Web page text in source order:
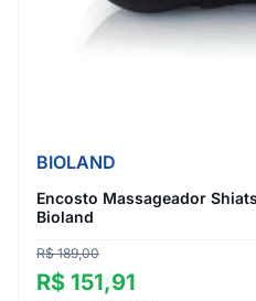
BIOLAND
Encosto Massageador
Bioland
R$ 189,00
R$ 151,91